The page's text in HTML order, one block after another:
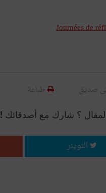
Journées de
صديق طباعة
؟ شارك مع أصدقائك !
التويتر